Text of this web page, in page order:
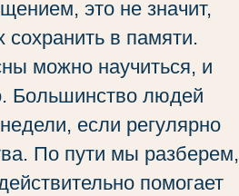
это не значит,
в памяти.
можно научиться, и
Большинство людей
если регулярно
По пути мы разберем,
помогает